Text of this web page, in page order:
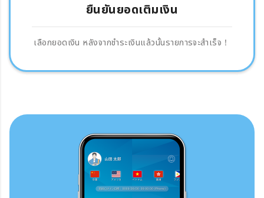
ยืนยันยอดเติมเงิน
เลือกยอดเงิน หลังจากชำระเงินแล้วนั้นรายการจะสำเร็จ！